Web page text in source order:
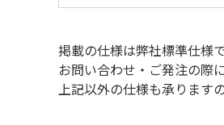
掲載の仕様は弊社標準仕様で
お問い合わせ・ご発注の際
上記以外の仕様も承ります